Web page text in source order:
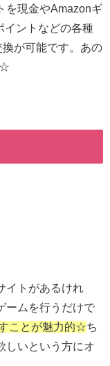
を現金やAmazonギ
イントなどの各種
が可能です。あの
☆
イトがあるけれ
ームを行うだけで
ことが魅力的☆ち
しいという方にオ